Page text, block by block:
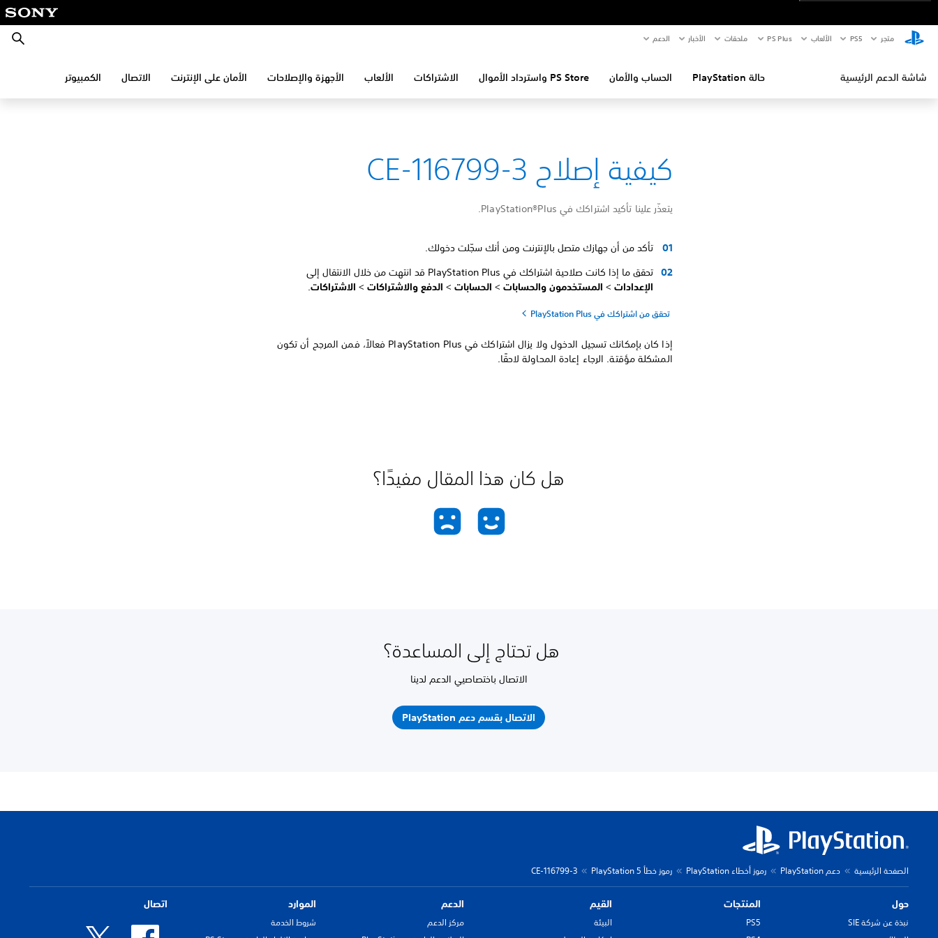
متجر PS5‏ الألعاب PS Plus ملحقات الأخبار الدعم بحث
شاشة الدعم الرئيسية حالة PlayStation الحساب والأمان PS Store واسترداد الأموال الاشتراكات الألعاب الأجهزة والإصلاحات الأمان على الإنترنت الاتصال الكمبيوتر
كيفية إصلاح CE-116799-3
يتعذّر علينا تأكيد اشتراكك في PlayStation®Plus.
تأكد من أن جهازك متصل بالإنترنت ومن أنك سجّلت دخولك.
تحقق ما إذا كانت صلاحية اشتراكك في PlayStation Plus قد انتهت من خلال الانتقال إلى
الإعدادات > المستخدمون والحسابات > الحسابات > الدفع والاشتراكات > الاشتراكات.
تحقق من اشتراكك في PlayStation Plus
إذا كان بإمكانك تسجيل الدخول ولا يزال اشتراكك في PlayStation Plus فعالاً، فمن المرجح أن تكون
المشكلة مؤقتة. الرجاء إعادة المحاولة لاحقًا.
هل كان هذا المقال مفيدًا؟
هل تحتاج إلى المساعدة؟
الاتصال باختصاصيي الدعم لدينا
الاتصال بقسم دعم PlayStation
الصفحة الرئيسية دعم PlayStation رموز أخطاء PlayStation رموز خطأ PlayStation 5 CE-116799-3
حول
نبذة عن شركة SIE
المنتجات
PS5
القيم
البيئة
الدعم
مركز الدعم
الموارد
شروط الخدمة
اتصال